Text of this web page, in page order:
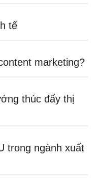
tế
marketing?
thúc đẩy thị
trong ngành xuất